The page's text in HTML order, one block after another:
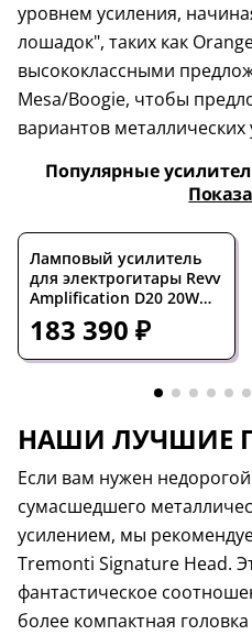
уровнем усиления,
лошадок", таких как
высококлассными
Mesa/Boogie, чтобы
вариантов металлических
Популярные
Ламповый усилитель
для электрогитары Revv
Amplification D20 20W
Tube Guitar Amp Head
White
183 390 ₽
НАШИ ЛУЧШИЕ
Если вам нужен
сумасшедшего
усилением, мы
Tremonti Signature Head.
фантастическое
более компактная